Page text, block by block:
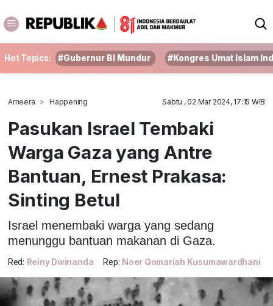
Hot Topics: #Gubernur BI Mundur #Kongres Umat Islam
Ameera Happening Sabtu , 02 Mar 2024, 17:15 WIB
Pasukan Israel Tembaki
Warga Gaza yang Antre
Bantuan, Ernest Prakasa:
Sinting Betul
Israel menembaki warga yang sedang
menunggu bantuan makanan di Gaza.
Red: Reiny Dwinanda Rep: Noer Qomariah Kusumawardhani